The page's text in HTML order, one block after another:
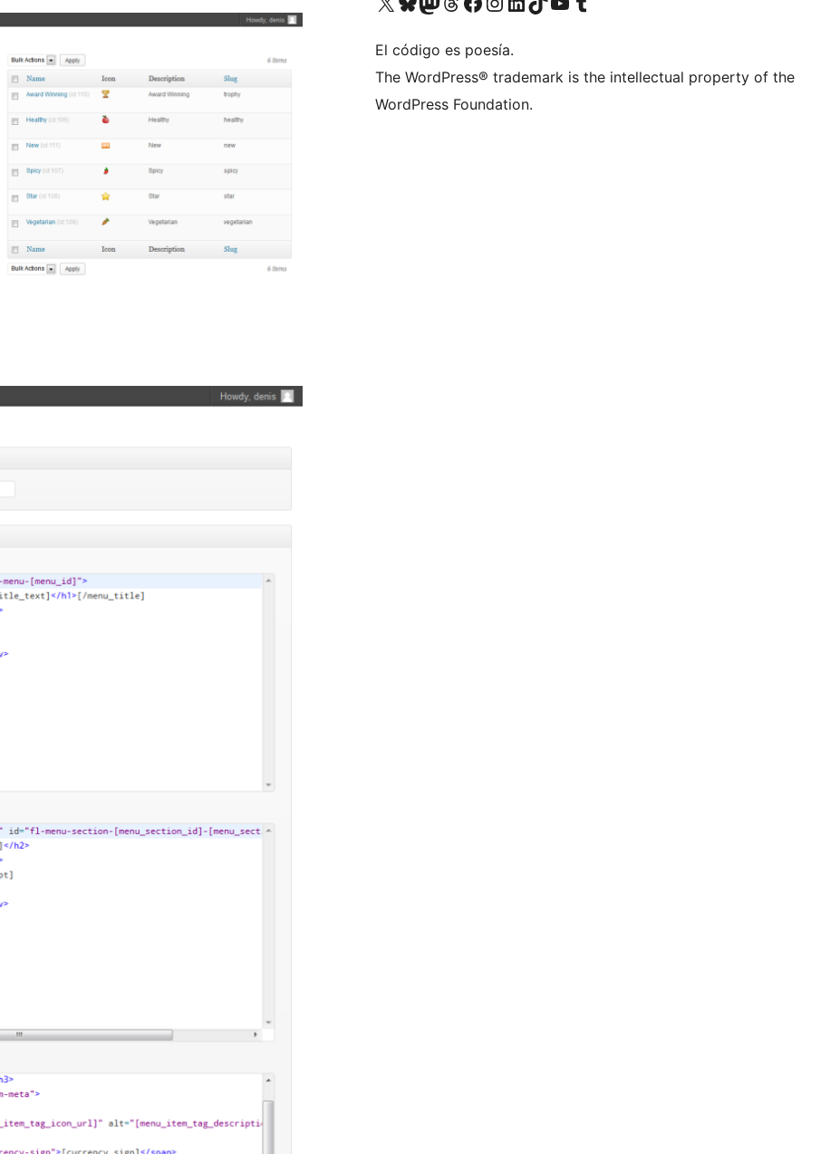
El código es poesía.
The WordPress® trademark is the intellectual property of the
WordPress Foundation.